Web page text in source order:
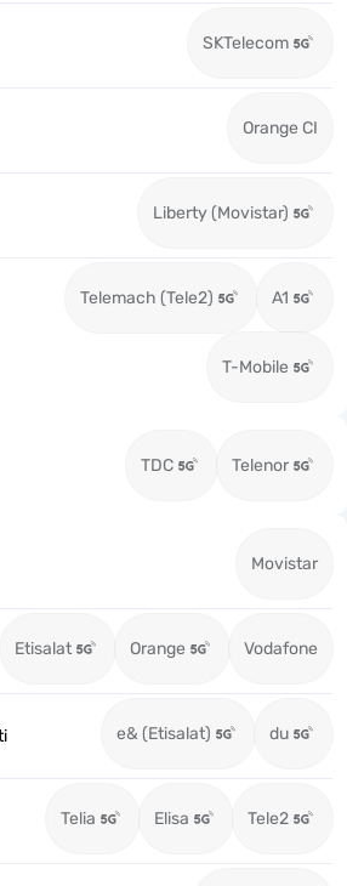
SKTelecom
Orange CI
Liberty (Movistar)
Telemach (Tele2) A1
T-Mobile
TDC Telenor
Movistar
Etisalat Orange Vodafone
e& (Etisalat) du
Telia Elisa Tele2